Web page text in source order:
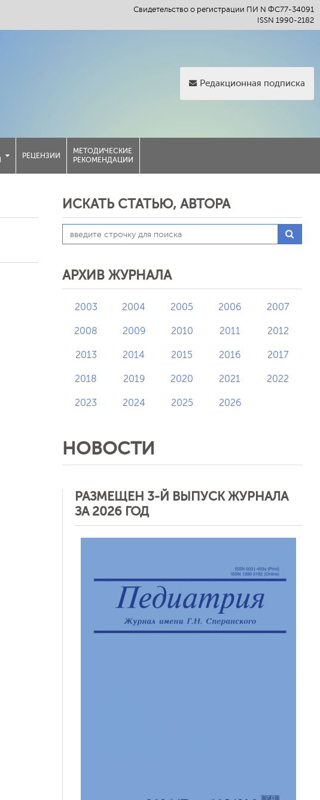
Свидетельство о регистрации ПИ N ФС77-34091
ISSN 1990-2182
Редакционная подписка
РЕЦЕНЗИИ
МЕТОДИЧЕСКИЕ
РЕКОМЕНДАЦИИ
ИСКАТЬ СТАТЬЮ, АВТОРА
АРХИВ ЖУРНАЛА
2003 2004 2005 2006 2007
2008 2009 2010 2011 2012
2013 2014 2015 2016 2017
2018 2019 2020 2021 2022
2023 2024 2025 2026
НОВОСТИ
РАЗМЕЩЕН 3-Й ВЫПУСК ЖУРНАЛА
ЗА 2026 ГОД